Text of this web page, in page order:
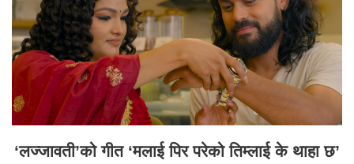
‘लज्जावती’को गीत ‘मलाई पिर परेको तिम्लाई के थाहा छ’